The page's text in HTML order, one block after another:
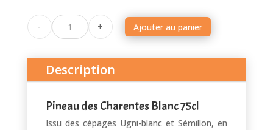
Pineau
des
Blanc
quantité
- + Ajouter au panier
Description
Pineau des Charentes Blanc 75cl
Issu des cépages Ugni-blanc et Sémillon, en